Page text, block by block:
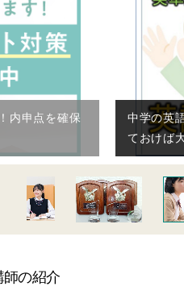
内申点を確保
中学の英
ておけば
師の紹介